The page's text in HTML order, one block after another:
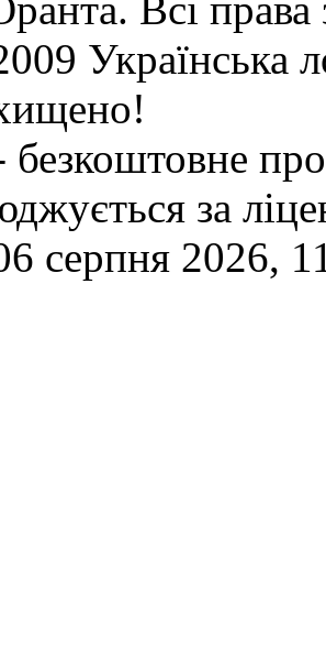
Всі
Українська
безкоштовне
за
серпня 2026,